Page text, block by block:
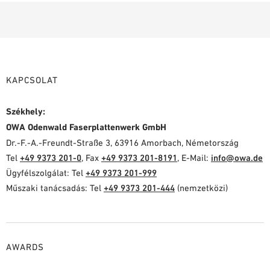
KAPCSOLAT
Székhely:
OWA Odenwald Faserplattenwerk GmbH
Dr.-F.-A.-Freundt-Straße 3, 63916 Amorbach, Németország
Tel +49 9373 201-0, Fax +49 9373 201-8191, E-Mail: info@owa.de
Ügyfélszolgálat: Tel +49 9373 201-999
Műszaki tanácsadás: Tel +49 9373 201-444 (nemzetközi)
AWARDS